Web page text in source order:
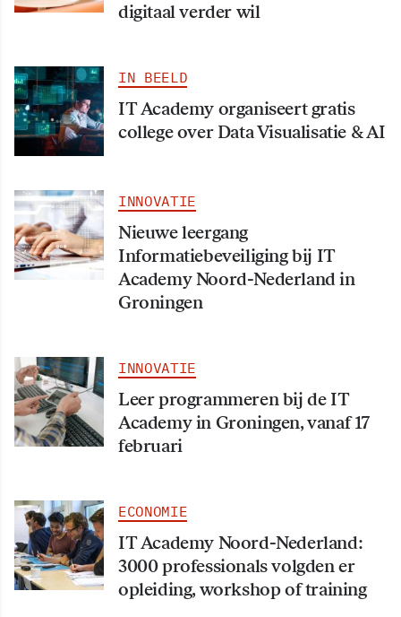
digitaal verder wil
IN BEELD
IT Academy organiseert gratis
college over Data Visualisatie & AI
INNOVATIE
Nieuwe leergang
Informatiebeveiliging bij IT
Academy Noord-Nederland in
Groningen
INNOVATIE
Leer programmeren bij de IT
Academy in Groningen, vanaf 17
februari
ECONOMIE
IT Academy Noord-Nederland:
3000 professionals volgden er
opleiding, workshop of training